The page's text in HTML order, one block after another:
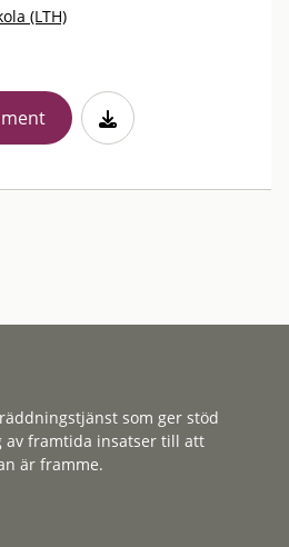
(LTH)
som ger stöd
av framtida insatser till att
är framme.